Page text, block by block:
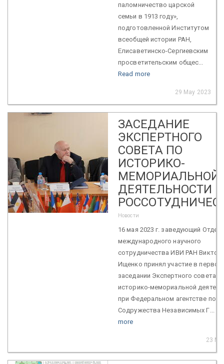
паломничество царской
семьи в 1913 году»,
подготовленной Институтом
всеобщей истории РАН,
Елисаветинско-Сергиевским
просветительским общес...
Read more
29 May 2023
ЗАСЕДАНИЕ
ЭКСПЕРТНОГО
СОВЕТА ПО
ИСТОРИКО-
МЕМОРИАЛЬНОЙ
ДЕЯТЕЛЬНОСТИ
Новости
16 мая 2023 г. заведующий
международного научного
сотрудничества ИВИ РАН Виктор
Ищенко принял участие в первом
заседании Экспертного совета
историко-мемориальной
при Федеральном агентстве по
Содружества Независимых Г...
more
23